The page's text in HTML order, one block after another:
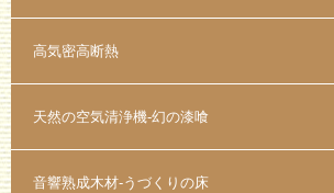
高気密高断熱
天然の空気清浄機-幻の漆喰
音響熟成木材-うづくりの床